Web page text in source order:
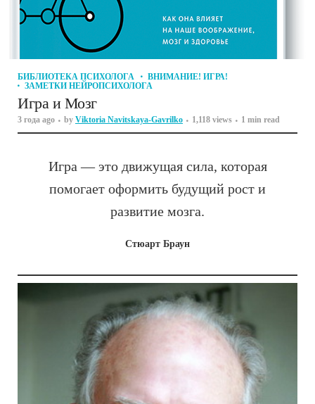
БИБЛИОТЕКА ПСИХОЛОГА
ВНИМАНИЕ! ИГРА!
ЗАМЕТКИ НЕЙРОПСИХОЛОГА
Игра и Мозг
3 года ago by Viktoria Navitskaya-Gavrilko 1,118 views 1 min read
Игра — это движущая сила, которая
помогает оформить будущий рост и
развитие мозга.
Стюарт Браун